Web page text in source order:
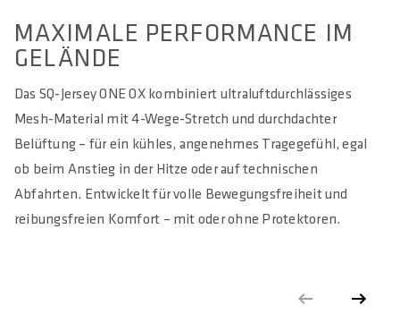
MAXIMALE PERFORMANCE IM
GELÄNDE
Das SQ-Jersey ONE OX kombiniert ultraluftdurchlässiges
Mesh-Material mit 4-Wege-Stretch und durchdachter
Belüftung – für ein kühles, angenehmes Tragegefühl, egal
ob beim Anstieg in der Hitze oder auf technischen
Abfahrten. Entwickelt für volle Bewegungsfreiheit und
reibungsfreien Komfort – mit oder ohne Protektoren.